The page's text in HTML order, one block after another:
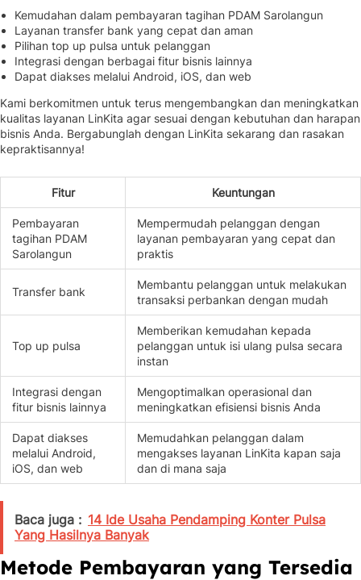
Kemudahan dalam pembayaran tagihan PDAM Sarolangun
Layanan transfer bank yang cepat dan aman
Pilihan top up pulsa untuk pelanggan
Integrasi dengan berbagai fitur bisnis lainnya
Dapat diakses melalui Android, iOS, dan web
Kami berkomitmen untuk terus mengembangkan dan meningkatkan
kualitas layanan LinKita agar sesuai dengan kebutuhan dan harapan
bisnis Anda. Bergabunglah dengan LinKita sekarang dan rasakan
kepraktisannya!
Fitur Keuntungan
Pembayaran
tagihan PDAM
Sarolangun
Mempermudah pelanggan dengan
layanan pembayaran yang cepat dan
praktis
Transfer bank
Membantu pelanggan untuk melakukan
transaksi perbankan dengan mudah
Top up pulsa
Memberikan kemudahan kepada
pelanggan untuk isi ulang pulsa secara
instan
Integrasi dengan
fitur bisnis lainnya
Mengoptimalkan operasional dan
meningkatkan efisiensi bisnis Anda
Dapat diakses
melalui Android,
iOS, dan web
Memudahkan pelanggan dalam
mengakses layanan LinKita kapan saja
dan di mana saja
Baca juga : 14 Ide Usaha Pendamping Konter Pulsa
Yang Hasilnya Banyak
Metode Pembayaran yang Tersedia